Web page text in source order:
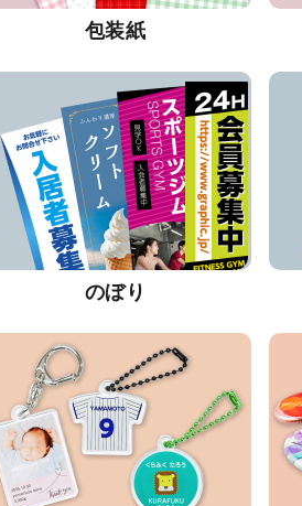
包装紙
のぼり